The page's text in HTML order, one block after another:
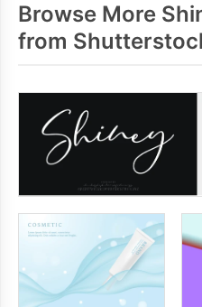
Browse More
from